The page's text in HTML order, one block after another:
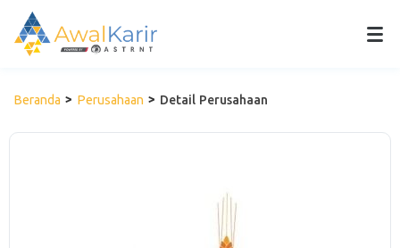
Beranda Perusahaan Detail Perusahaan